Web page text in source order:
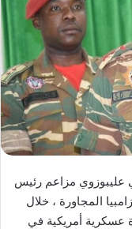
عليبوزوي مزاعم رئيس
المجاورة ، خلال
عسكرية أمريكية في